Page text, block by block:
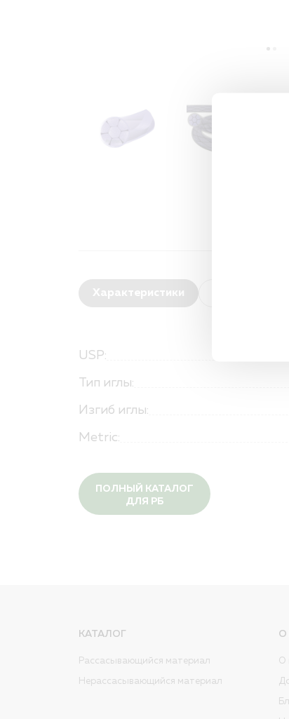
Характеристики
USP:
Тип иглы:
Изгиб иглы:
Metric:
ПОЛНЫЙ КАТАЛОГ
ДЛЯ РБ
КАТАЛОГ
Рассасывающийся материал
Нерассасывающийся материал
О
О